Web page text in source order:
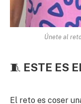
Únete al
🧵 ESTE ES
El reto es coser